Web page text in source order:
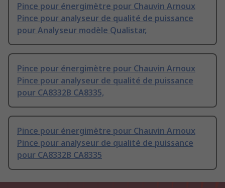
Pince pour énergimètre pour Chauvin Arnoux
Pince pour analyseur de qualité de puissance
pour Analyseur modèle Qualistar,
Pince pour énergimètre pour Chauvin Arnoux
Pince pour analyseur de qualité de puissance
pour CA8332B CA8335,
Pince pour énergimètre pour Chauvin Arnoux
Pince pour analyseur de qualité de puissance
pour CA8332B CA8335